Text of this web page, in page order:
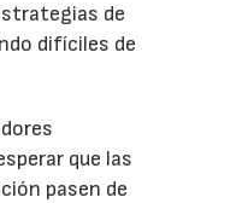
de
difíciles de
que las
pasen de